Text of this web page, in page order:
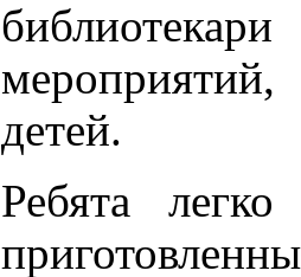
детей.
Ребята